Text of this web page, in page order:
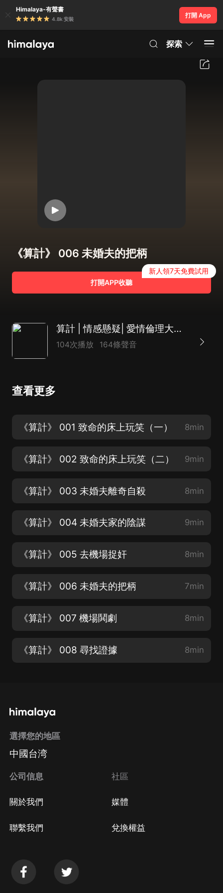
Himalaya-有聲書
4.8k 安裝
打開 App
探索
《算計》 006 未婚夫的把柄
打開APP收聽
新人領7天免費試用
算計 | 情感懸疑| 愛情倫理大戲| 家長里短氣死人不償命類型
104次播放 164條聲音
查看更多
《算計》 001 致命的床上玩笑（一） 8min
《算計》 002 致命的床上玩笑（二） 9min
《算計》 003 未婚夫離奇自殺 8min
《算計》 004 未婚夫家的陰謀 9min
《算計》 005 去機場捉奸 8min
《算計》 006 未婚夫的把柄 7min
《算計》 007 機場鬨劇 8min
《算計》 008 尋找證據 8min
選擇您的地區
中國台湾
公司信息
關於我們
聯繫我們
社區
媒體
兌換權益